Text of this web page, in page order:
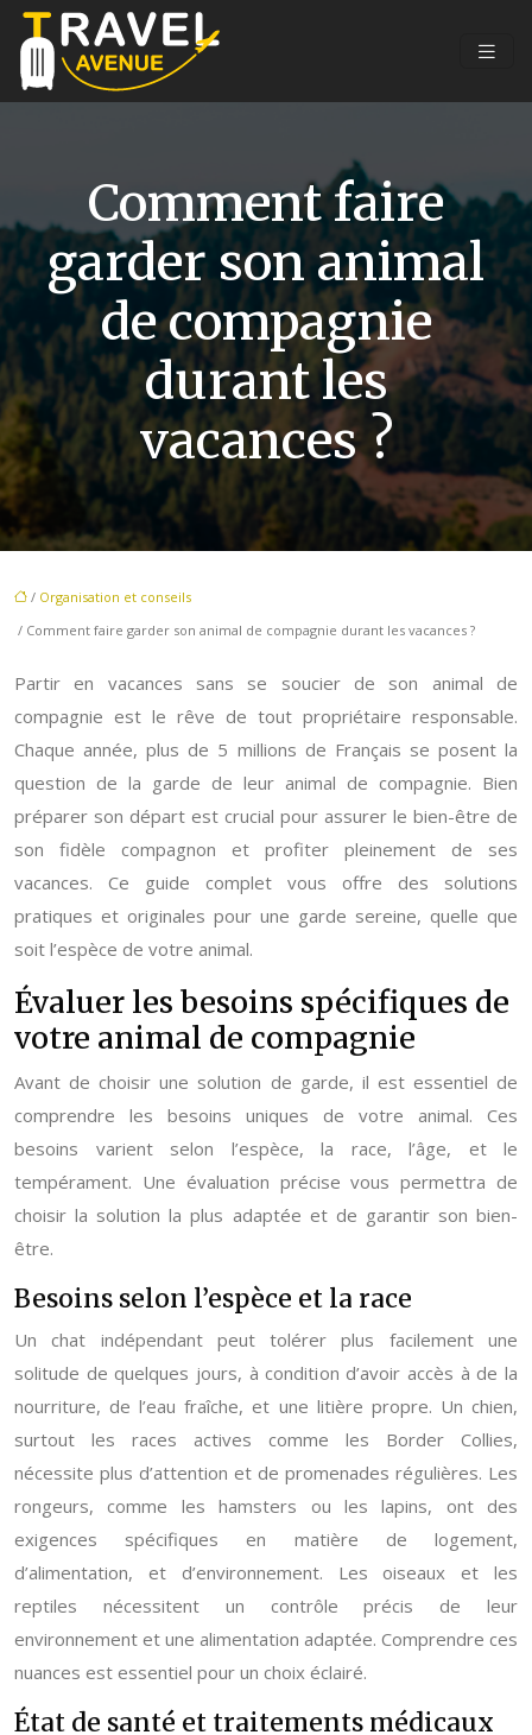
Comment faire
garder son animal
de compagnie
durant les
vacances ?
/ Organisation et conseils
/ Comment faire garder son animal de compagnie durant les vacances ?
Partir en vacances sans se soucier de son animal de
compagnie est le rêve de tout propriétaire responsable.
Chaque année, plus de 5 millions de Français se posent la
question de la garde de leur animal de compagnie. Bien
préparer son départ est crucial pour assurer le bien-être de
son fidèle compagnon et profiter pleinement de ses
vacances. Ce guide complet vous offre des solutions
pratiques et originales pour une garde sereine, quelle que
soit l’espèce de votre animal.
Évaluer les besoins spécifiques de
votre animal de compagnie
Avant de choisir une solution de garde, il est essentiel de
comprendre les besoins uniques de votre animal. Ces
besoins varient selon l’espèce, la race, l’âge, et le
tempérament. Une évaluation précise vous permettra de
choisir la solution la plus adaptée et de garantir son bien-
être.
Besoins selon l’espèce et la race
Un chat indépendant peut tolérer plus facilement une
solitude de quelques jours, à condition d’avoir accès à de la
nourriture, de l’eau fraîche, et une litière propre. Un chien,
surtout les races actives comme les Border Collies,
nécessite plus d’attention et de promenades régulières. Les
rongeurs, comme les hamsters ou les lapins, ont des
exigences spécifiques en matière de logement,
d’alimentation, et d’environnement. Les oiseaux et les
reptiles nécessitent un contrôle précis de leur
environnement et une alimentation adaptée. Comprendre ces
nuances est essentiel pour un choix éclairé.
État de santé et traitements médicaux